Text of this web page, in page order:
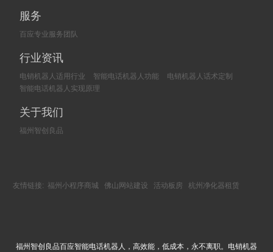
服务
百应专业服务团队
行业资讯
电销机器人适用行业 智能电话机器人功能
电销机器人话术定制
智能电话机器人实现原理
关于我们
福州智创良品
友情链接: 福州小程序商城 佛山网站建设 活动板房 杭州净化器租赁
福州智创良品百应智能电话机器人，高效能，低成本，永不离职。电销机器